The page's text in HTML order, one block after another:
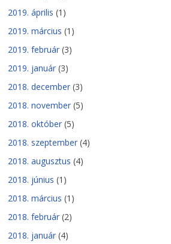
2019. április (1)
2019. március (1)
2019. február (3)
2019. január (3)
2018. december (3)
2018. november (5)
2018. október (5)
2018. szeptember (4)
2018. augusztus (4)
2018. június (1)
2018. március (1)
2018. február (2)
2018. január (4)